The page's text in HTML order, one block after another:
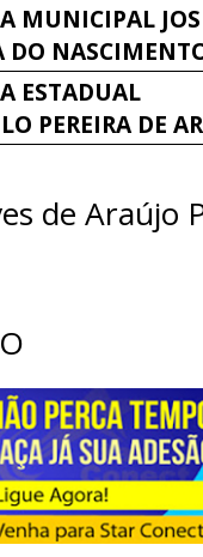
MUNICIPAL
DO
ESTADUAL
PEREIRA DE
de Araújo